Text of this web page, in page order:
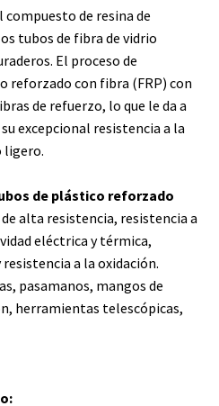
de resina de
tubos de fibra de vidrio
El proceso de
reforzado con fibra (FRP) con
de refuerzo, lo que le da a
excepcional resistencia a la
ligero.
de plástico reforzado
alta resistencia, resistencia a
eléctrica y térmica,
a la oxidación.
pasamanos, mangos de
herramientas telescópicas,